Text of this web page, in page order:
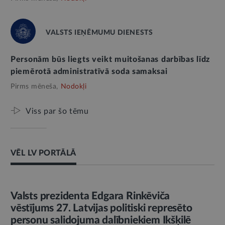
VALSTS IEŅĒMUMU DIENESTS
Personām būs liegts veikt muitošanas darbības līdz
piemērotā administratīvā soda samaksai
Pirms mēneša, Nodokļi
Viss par šo tēmu
VĒL LV PORTĀLĀ
AMATPERSONAS RUNA
Valsts prezidenta Edgara Rinkēviča
vēstījums 27. Latvijas politiski represēto
personu salidojuma dalībniekiem Ikšķilē